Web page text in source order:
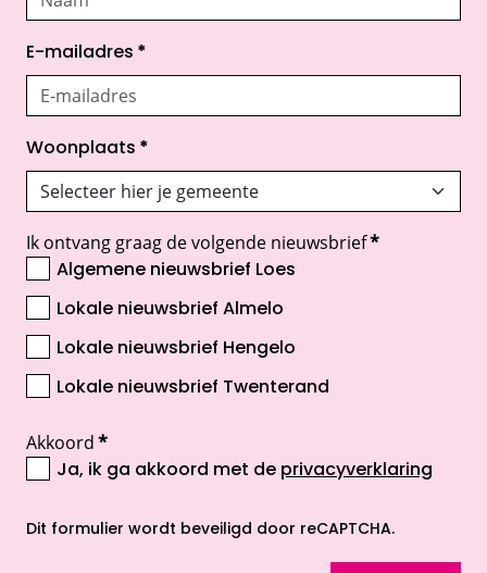
E-mailadres *
Woonplaats *
Ik ontvang graag de volgende nieuwsbrief*
Algemene nieuwsbrief Loes
Lokale nieuwsbrief Almelo
Lokale nieuwsbrief Hengelo
Lokale nieuwsbrief Twenterand
Akkoord*
Ja, ik ga akkoord met de privacyverklaring
Dit formulier wordt beveiligd door reCAPTCHA.